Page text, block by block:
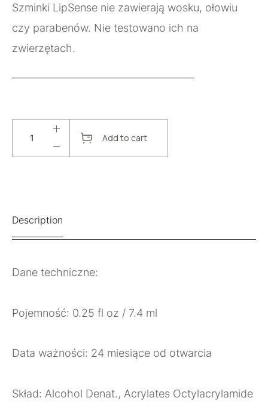
Szminki LipSense nie zawierają wosku, ołowiu
czy parabenów. Nie testowano ich na
zwierzętach.
Add to cart
Description
Dane techniczne:
Pojemność: 0.25 fl oz / 7.4 ml
Data ważności: 24 miesiące od otwarcia
Skład: Alcohol Denat., Acrylates Octylacrylamide